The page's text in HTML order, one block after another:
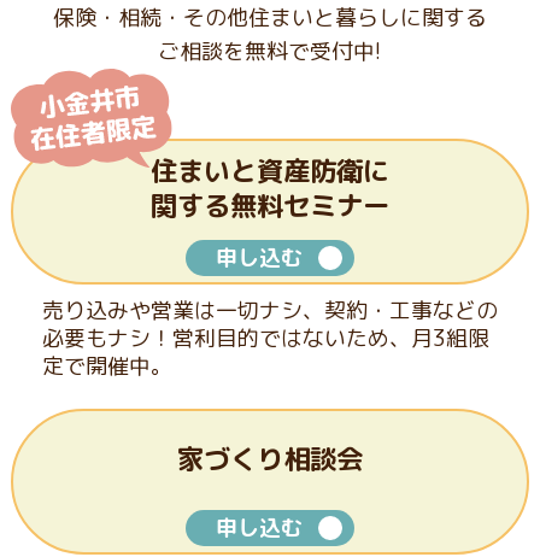
保険・相続・その他住まいと暮らしに関する
ご相談を無料で受付中!
住まいと資産防衛に
関する無料セミナー
申し込む
売り込みや営業は一切ナシ、契約・工事などの
必要もナシ！ 営利目的ではないため、月3組限
定で開催中。
家づくり相談会
申し込む